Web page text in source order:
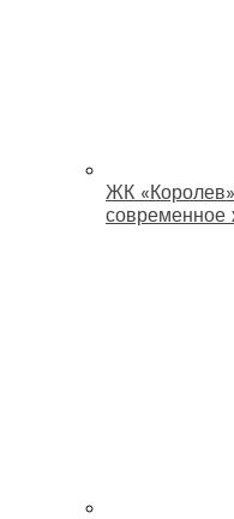
ЖК
современное